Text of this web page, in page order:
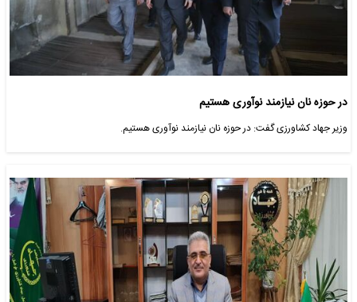
در حوزه نان نیازمند نوآوری هستیم
وزیر جهاد کشاورزی گفت: در حوزه نان نیازمند نوآوری هستیم.